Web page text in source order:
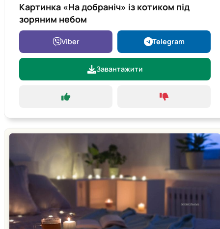
Картинка «На добраніч» із котиком під
зоряним небом
Viber Telegram
Завантажити